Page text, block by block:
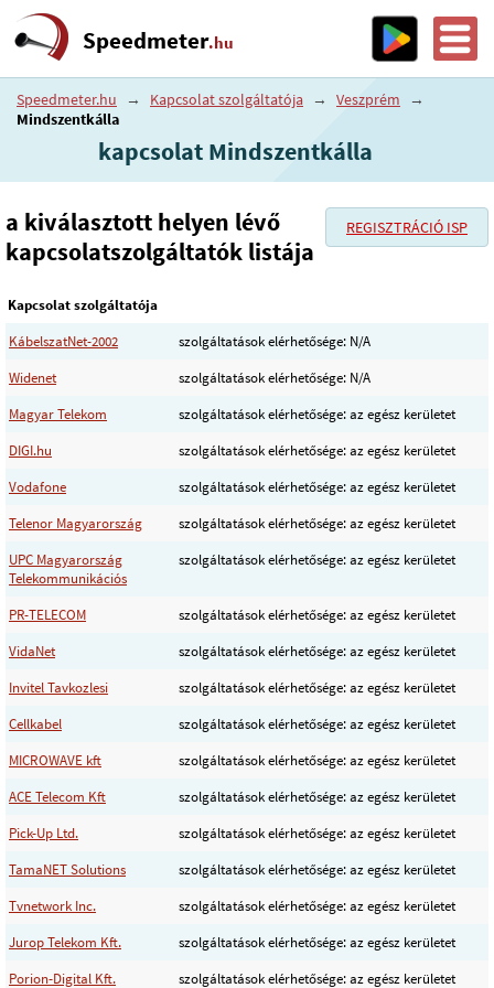
Speedmeter.hu
Speedmeter.hu → Kapcsolat szolgáltatója → Veszprém
→
Mindszentkálla
kapcsolat Mindszentkálla
REGISZTRÁCIÓ ISP
a kiválasztott helyen lévő
kapcsolatszolgáltatók listája
Kapcsolat szolgáltatója
KábelszatNet-2002
szolgáltatások elérhetősége: N/A
Widenet
szolgáltatások elérhetősége: N/A
Magyar Telekom
szolgáltatások elérhetősége: az egész kerületet
DIGI.hu
szolgáltatások elérhetősége: az egész kerületet
Vodafone
szolgáltatások elérhetősége: az egész kerületet
Telenor Magyarország
szolgáltatások elérhetősége: az egész kerületet
UPC Magyarország
Telekommunikációs
szolgáltatások elérhetősége: az egész kerületet
PR-TELECOM
szolgáltatások elérhetősége: az egész kerületet
VidaNet
szolgáltatások elérhetősége: az egész kerületet
Invitel Tavkozlesi
szolgáltatások elérhetősége: az egész kerületet
Cellkabel
szolgáltatások elérhetősége: az egész kerületet
MICROWAVE kft
szolgáltatások elérhetősége: az egész kerületet
ACE Telecom Kft
szolgáltatások elérhetősége: az egész kerületet
Pick-Up Ltd.
szolgáltatások elérhetősége: az egész kerületet
TamaNET Solutions
szolgáltatások elérhetősége: az egész kerületet
Tvnetwork Inc.
szolgáltatások elérhetősége: az egész kerületet
Jurop Telekom Kft.
szolgáltatások elérhetősége: az egész kerületet
Porion-Digital Kft.
szolgáltatások elérhetősége: az egész kerületet